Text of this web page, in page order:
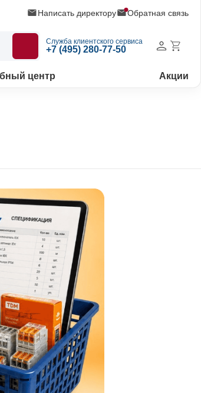
Написать директору Обратная связь
Служба клиентского сервиса
+7 (495) 280-77-50
центр Акции